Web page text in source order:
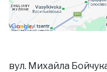
вул. Михайла